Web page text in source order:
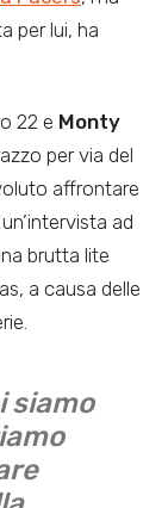
per lui, ha
22 e Monty
per via del
affrontare
ad
brutta lite
a causa delle
siamo